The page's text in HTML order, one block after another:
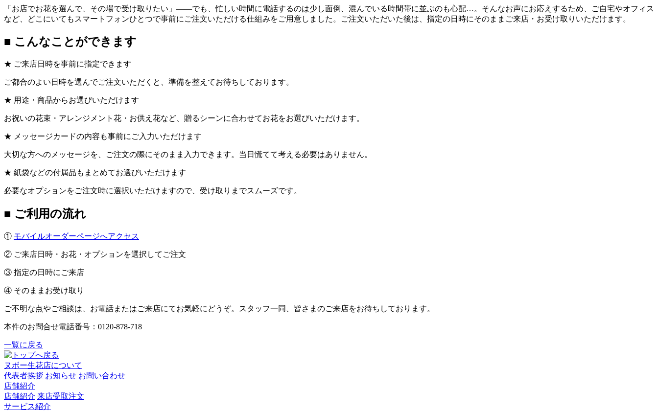
「お店でお花を選んで、その場で受け取りたい」——でも、忙しい時間に電話するのは少し面倒、混んでいる時間帯に並ぶのも心配…。そんなお声にお応えするため、ご自宅やオフィス
など、どこにいてもスマートフォンひとつで事前にご注文いただける仕組みをご用意しました。ご注文いただいた後は、指定の日時にそのままご来店・お受け取りいただけます。
■ こんなことができます
★ ご来店日時を事前に指定できます
ご都合のよい日時を選んでご注文いただくと、準備を整えてお待ちしております。
★ 用途・商品からお選びいただけます
お祝いの花束・アレンジメント花・お供え花など、贈るシーンに合わせてお花をお選びいただけます。
★ メッセージカードの内容も事前にご入力いただけます
大切な方へのメッセージを、ご注文の際にそのまま入力できます。当日慌てて考える必要はありません。
★ 紙袋などの付属品もまとめてお選びいただけます
必要なオプションをご注文時に選択いただけますので、受け取りまでスムーズです。
■ ご利用の流れ
① モバイルオーダーページへアクセス
② ご来店日時・お花・オプションを選択してご注文
③ 指定の日時にご来店
④ そのままお受け取り
ご不明な点やご相談は、お電話またはご来店にてお気軽にどうぞ。スタッフ一同、皆さまのご来店をお待ちしております。
本件のお問合せ電話番号：0120-878-718
一覧に戻る
ヌボー生花店について
代表者挨拶 お知らせ お問い合わせ
店舗紹介
店舗紹介 来店受取注文
サービス紹介